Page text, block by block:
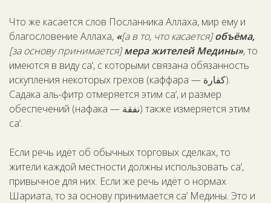
Что же касается слов Посланника Аллаха, мир ему и
благословение Аллаха, «[а в то, что касается]объёма,
[за основу принимается]мера жителей Медины», то
имеются в виду са‘, с которыми связана обязанность
искупления некоторых грехов (каффара — كفارة).
Садака аль-фитр отмеряется этим са‘, и размер
обеспечений (нафака — نفقة) также измеряется этим
са‘.
Если речь идёт об обычных торговых сделках, то
жители каждой местности должны использовать са‘,
привычное для них. Если же речь идёт о нормах
Шариата, то за основу принимается са‘ Медины. Это и